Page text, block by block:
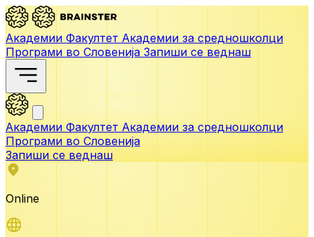
Академии Факултет Академии за средношколци
Програми во Словенија Запиши се веднаш
Академии Факултет Академии за средношколци
Програми во Словенија
Запиши се веднаш
Online